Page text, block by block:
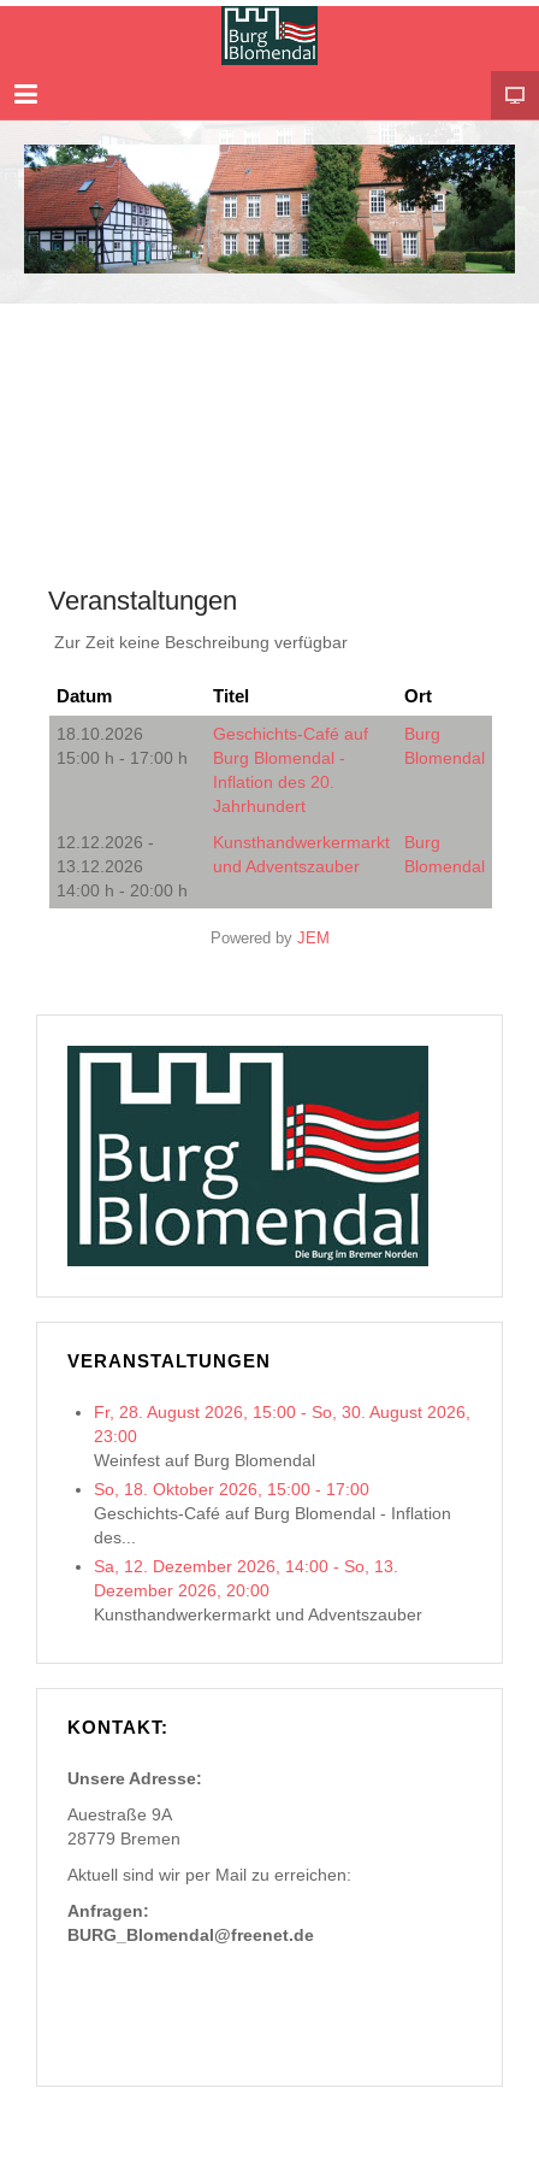
Veranstaltungen
Zur Zeit keine Beschreibung verfügbar
Datum Titel Ort
18.10.2026
15:00 h - 17:00 h
Geschichts-Café auf
Burg Blomendal -
Inflation des 20.
Jahrhundert
Burg
Blomendal
12.12.2026 -
13.12.2026
14:00 h - 20:00 h
Kunsthandwerkermarkt
und Adventszauber
Burg
Blomendal
Powered by JEM
VERANSTALTUNGEN
Fr, 28. August 2026 15:00 - So, 30. August 2026
23:00
Weinfest auf Burg Blomendal
So, 18. Oktober 2026
15:00 - 17:00
Geschichts-Café auf Burg Blomendal - Inflation
des...
Sa, 12. Dezember 2026
14:00 - So, 13.
Dezember 2026
20:00
Kunsthandwerkermarkt und Adventszauber
KONTAKT:
Unsere Adresse:
Auestraße 9A
28779 Bremen
Aktuell sind wir per Mail zu erreichen:
Anfragen:
BURG_Blomendal@freenet.de